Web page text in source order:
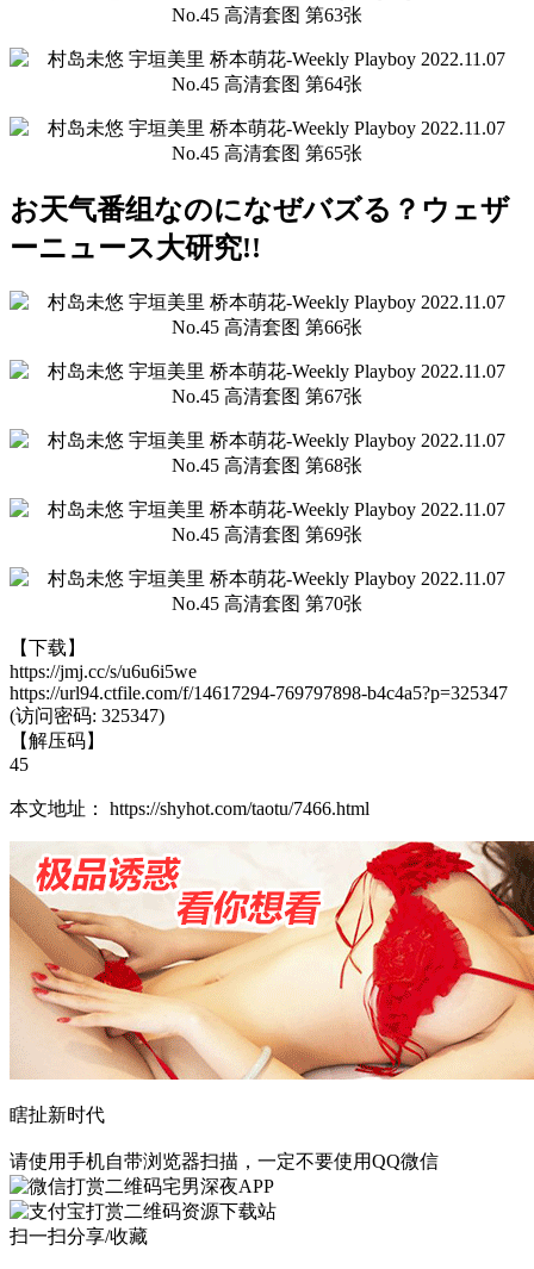
お天气番组なのになぜバズる？ウェザ
ーニュース大研究!!
【下载】
https://jmj.cc/s/u6u6i5we
https://url94.ctfile.com/f/14617294-769797898-b4c4a5?p=325347
(访问密码: 325347)
【解压码】
45
本文地址： https://shyhot.com/taotu/7466.html
瞎扯新时代
请使用手机自带浏览器扫描，一定不要使用QQ微信
宅男深夜APP
资源下载站
扫一扫分享/收藏